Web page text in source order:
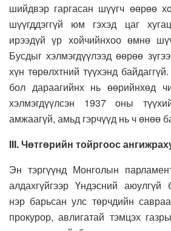
шийдвэр гаргасан шүүгч өөрөө
шүүгддэггүй юм гэхэд цаг
ирээдүй үр хойчийнхоо өмнө
Бусдыг хэлмэгдүүлээд өөрөө
хүн төрөлхтний түүхэнд
бол дараагийнх нь өөрийнхөд
хэлмэгдүүлсэн 1937 оны
амжаагүй, амьд гэрчүүд нь ч өнөө
III. Чөтгөрийн тойргоос
Эн тэргүүнд Монголын
алдахгүйгээр Үндэсний
нэр барьсан улс төрчдийн
прокурор, авлигатай тэмцэх